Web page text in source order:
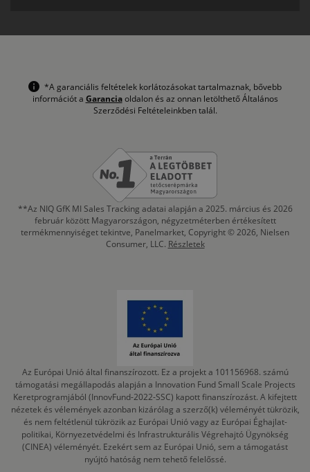
*A garanciális feltételek korlátozásokat tartalmaznak, bővebb
információt a Garanciaoldalon és az onnan letölthető Általános
Szerződési Feltételeinkben talál.
**Az NIQ GfK MI Sales Tracking adatai alapján a 2025. március és 2026
február között Magyarországon, négyzetméterben értékesített
termékmennyiséget tekintve, Panelmarket, Copyright © 2026, Nielsen
Consumer, LLC. Részletek
Az Európai Unió által finanszírozott. Ez a projekt a 101156968. számú
támogatási megállapodás alapján a Innovation Fund Small Scale Projects
Keretprogramjából (InnovFund-2022-SSC) kapott finanszírozást. A kifejtett
nézetek és vélemények azonban kizárólag a szerző(k) véleményét tükrözik,
és nem feltétlenül tükrözik az Európai Unió vagy az Európai Éghajlat-
politikai, Környezetvédelmi és Infrastrukturális Végrehajtó Ügynökség
(CINEA) véleményét. Ezekért sem az Európai Unió, sem a támogatást
nyújtó hatóság nem tehető felelőssé.